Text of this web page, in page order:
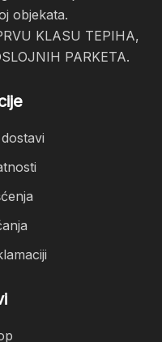
objekata.
KLASU TEPIHA,
PARKETA.